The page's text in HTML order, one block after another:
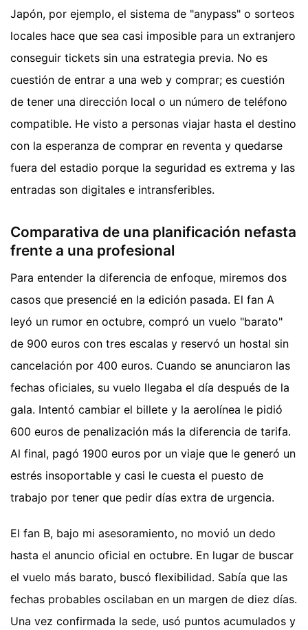
Japón, por ejemplo, el sistema de "anypass" o sorteos
locales hace que sea casi imposible para un extranjero
conseguir tickets sin una estrategia previa. No es
cuestión de entrar a una web y comprar; es cuestión
de tener una dirección local o un número de teléfono
compatible. He visto a personas viajar hasta el destino
con la esperanza de comprar en reventa y quedarse
fuera del estadio porque la seguridad es extrema y las
entradas son digitales e intransferibles.
Comparativa de una planificación nefasta
frente a una profesional
Para entender la diferencia de enfoque, miremos dos
casos que presencié en la edición pasada. El fan A
leyó un rumor en octubre, compró un vuelo "barato"
de 900 euros con tres escalas y reservó un hostal sin
cancelación por 400 euros. Cuando se anunciaron las
fechas oficiales, su vuelo llegaba el día después de la
gala. Intentó cambiar el billete y la aerolínea le pidió
600 euros de penalización más la diferencia de tarifa.
Al final, pagó 1900 euros por un viaje que le generó un
estrés insoportable y casi le cuesta el puesto de
trabajo por tener que pedir días extra de urgencia.
El fan B, bajo mi asesoramiento, no movió un dedo
hasta el anuncio oficial en octubre. En lugar de buscar
el vuelo más barato, buscó flexibilidad. Sabía que las
fechas probables oscilaban en un margen de diez días.
Una vez confirmada la sede, usó puntos acumulados y